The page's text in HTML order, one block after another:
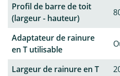
Profil de barre de toit
(largeur - hauteur)
Adaptateur de rainure
en T utilisable
Largeur de rainure en T